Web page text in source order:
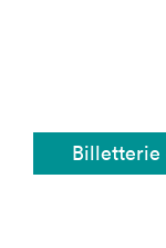
Billetterie